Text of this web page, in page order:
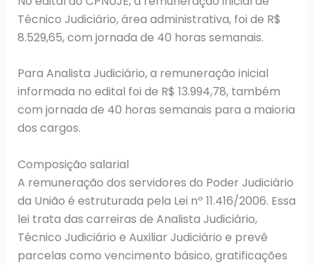
Técnico Judiciário, área administrativa, foi de R$
8.529,65, com jornada de 40 horas semanais.
Para Analista Judiciário, a remuneração inicial
informada no edital foi de R$ 13.994,78, também
com jornada de 40 horas semanais para a maioria
dos cargos.
Composição salarial
A remuneração dos servidores do Poder Judiciário
da União é estruturada pela Lei nº 11.416/2006. Essa
lei trata das carreiras de Analista Judiciário,
Técnico Judiciário e Auxiliar Judiciário e prevê
parcelas como vencimento básico, gratificações